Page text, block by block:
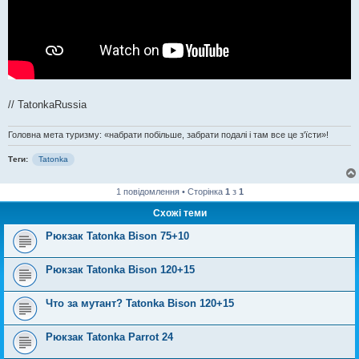
// TatonkaRussia
Головна мета туризму: «набрати побільше, забрати подалі і там все це з'їсти»!
Теги: Tatonka
1 повідомлення • Сторінка 1 з 1
Схожі теми
Рюкзак Tatonka Bison 75+10
Рюкзак Tatonka Bison 120+15
Что за мутант? Tatonka Bison 120+15
Рюкзак Tatonka Parrot 24